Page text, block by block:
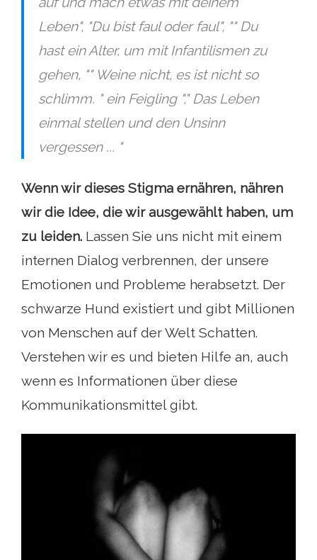
Leben", "Du bist faul oder faul", "" Du
hast ein Alter, um mit Infantilismen zu
gehen, "" Weine nicht, es ist nicht so
schlimm. " ein Feigling "," Das Leben
einmal stellen und den Unsinn
vergessen ... "
Wenn wir dieses Stigma ernähren, nähren
wir die Idee, die wir ausgewählt haben, um
zu leiden. Lassen Sie uns nicht mit einem
internen Dialog verbrennen, der unsere
Emotionen und Probleme herabsetzt. Der
schwarze Hund existiert und gibt Millionen
von Menschen auf der Welt Schatten.
Verstehen wir es und bieten Hilfe an, auch
wenn es Informationen über diese
Kommunikationsmittel gibt.